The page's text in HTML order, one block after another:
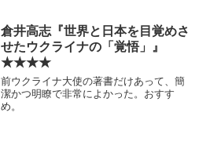
に玄米食にしてみている。今のところ何
の問題もない。
倉井高志『世界と日本を目覚めさ
せたウクライナの「覚悟」』
★★★★
前ウクライナ大使の著書だけあって、簡
潔かつ明瞭で非常によかった。おすす
め。